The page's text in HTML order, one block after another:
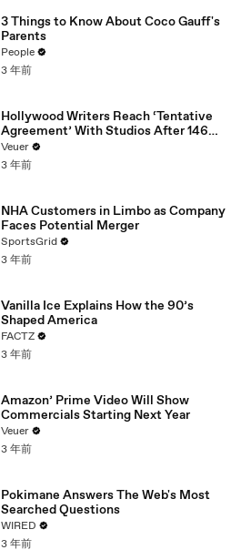
3 Things to Know About Coco Gauff's
Parents
People
3 年前
Hollywood Writers Reach ‘Tentative
Agreement’ With Studios After 146
Day Strike
Veuer
3 年前
NHA Customers in Limbo as Company
Faces Potential Merger
SportsGrid
3 年前
Vanilla Ice Explains How the 90’s
Shaped America
FACTZ
3 年前
Amazon’ Prime Video Will Show
Commercials Starting Next Year
Veuer
3 年前
Pokimane Answers The Web's Most
Searched Questions
WIRED
3 年前